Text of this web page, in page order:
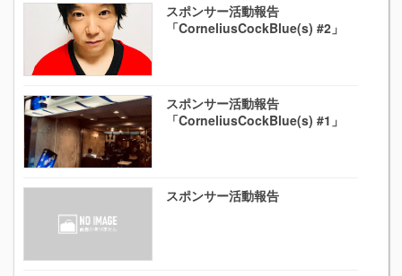
スポンサー活動報告
「CorneliusCockBlue(s) #2」
スポンサー活動報告
「CorneliusCockBlue(s) #1」
スポンサー活動報告